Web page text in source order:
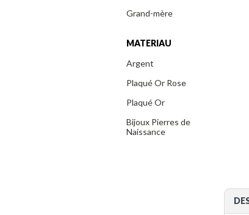
Grand-mère
MATERIAU
Argent
Plaqué Or Rose
Plaqué Or
Bijoux Pierres de
Naissance